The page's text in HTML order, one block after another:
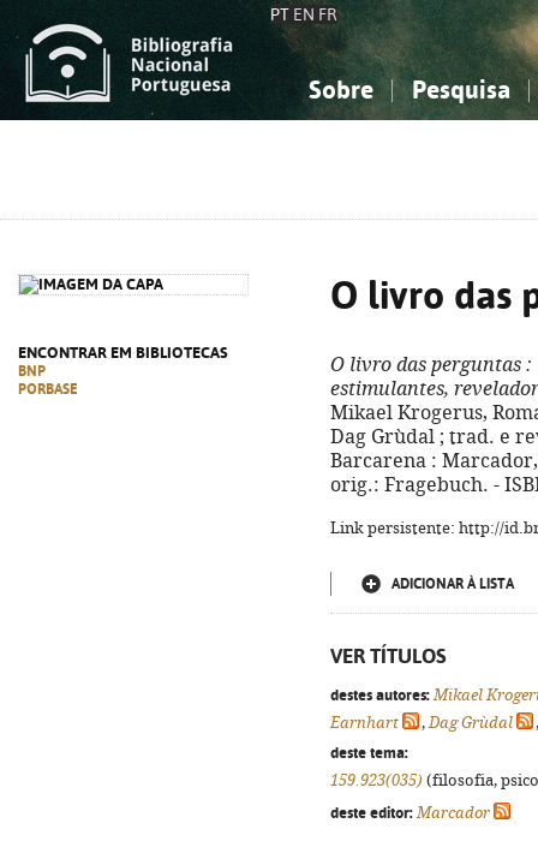
PT EN FR
Sobre Pesquisa
ENCONTRAR EM BIBLIOTECAS
BNP
PORBASE
O livro das
O livro das perguntas :
estimulantes,
Mikael Krogerus,
Dag Grùdal ; trad. e
Barcarena :
orig.: Fragebuch. -
Link persistente: http://
ADICIONAR À LISTA
VER TÍTULOS
destes autores: Mikael
Earnhart
,Dag Grùdal
deste tema:
159.923(035) (filosofia,
deste editor: Marcador